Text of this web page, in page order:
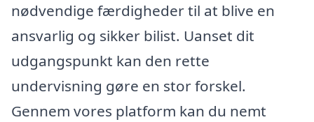
nødvendige færdigheder til at blive en
ansvarlig og sikker bilist. Uanset dit
udgangspunkt kan den rette
undervisning gøre en stor forskel.
Gennem vores platform kan du nemt